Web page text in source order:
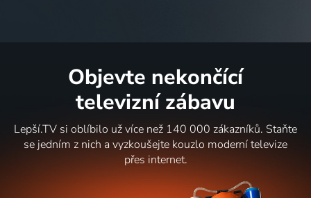
Objevte nekončící
televizní zábavu
Lepší.TV si oblíbilo už více než 140 000 zákazníků. Staňte
se jedním z nich a vyzkoušejte kouzlo moderní televize
přes internet.